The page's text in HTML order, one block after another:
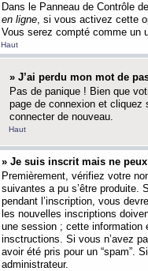
Dans le Panneau de Contrôle
en ligne, si vous activez cette
Vous serez compté comme un
Haut
» J’ai perdu mon mot de
Pas de panique ! Bien que
page de connexion et cliquez
connecter de nouveau.
Haut
» Je suis inscrit mais ne
Premièrement, vérifiez votre
suivantes a pu s’être produite.
pendant l’inscription, vous
les nouvelles inscriptions
une session ; cette information
insctructions. Si vous n’avez
avoir été pris pour un “spam”.
administrateur.